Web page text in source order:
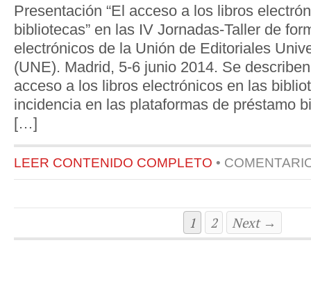
Presentación “El acceso a los libros
bibliotecas” en las IV Jornadas-Taller de
electrónicos de la Unión de Editoriales
(UNE). Madrid, 5-6 junio 2014. Se
acceso a los libros electrónicos en las
incidencia en las plataformas de préstamo
[…]
LEER CONTENIDO COMPLETO •
1 2 Next →